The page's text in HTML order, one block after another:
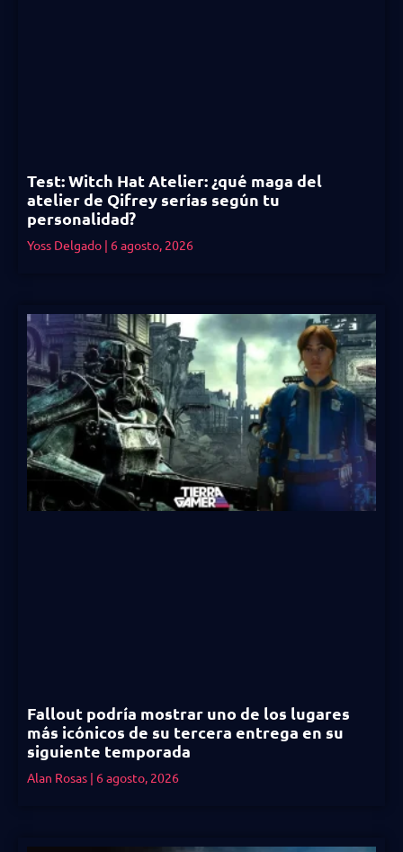
Test: Witch Hat Atelier: ¿qué maga del
atelier de Qifrey serías según tu
personalidad?
Yoss Delgado 6 agosto, 2026
Fallout podría mostrar uno de los lugares
más icónicos de su tercera entrega en su
siguiente temporada
Alan Rosas 6 agosto, 2026